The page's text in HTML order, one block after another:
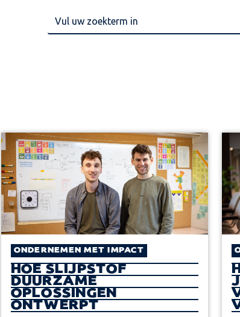
ONDERNEMEN MET IMPACT
HOE SLIJPSTOF
DUURZAME
OPLOSSINGEN
ONTWERPT